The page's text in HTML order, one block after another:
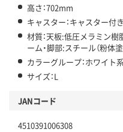
高さ：702mm
キャスター：キャスター付き
材質：天板:低圧メラミン
ーム・脚部:スチール（粉
カラーグループ：ホワイト
サイズ：L
JANコード
4510391006308